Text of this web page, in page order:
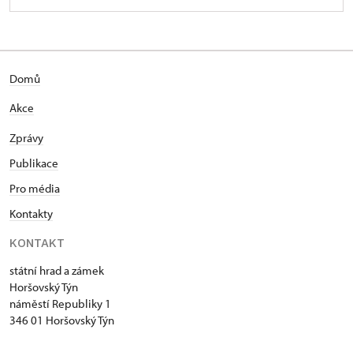
Domů
Akce
Zprávy
Publikace
Pro média
Kontakty
KONTAKT
státní hrad a zámek
Horšovský Týn
náměstí Republiky 1
346 01 Horšovský Týn